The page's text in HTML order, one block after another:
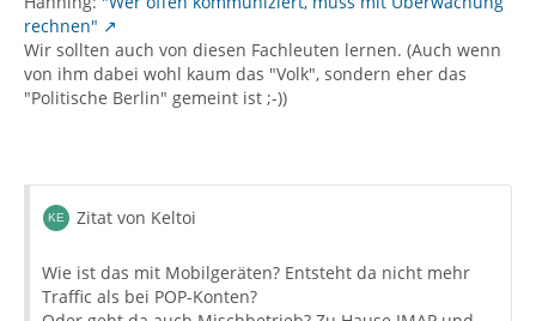
rechnen"
Wir sollten auch von diesen Fachleuten lernen. (Auch wenn
von ihm dabei wohl kaum das "Volk", sondern eher das
"Politische Berlin" gemeint ist ;-))
Zitat von Keltoi
Wie ist das mit Mobilgeräten? Entsteht da nicht mehr
Traffic als bei POP-Konten?